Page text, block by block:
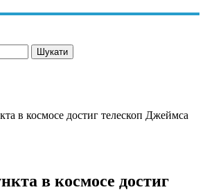
в космосе достиг телескоп Джеймса
в космосе достиг